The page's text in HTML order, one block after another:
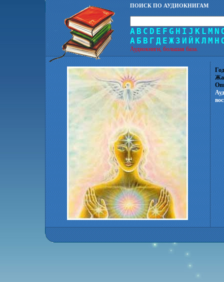
ПОИСК ПО АУДИОКНИГАМ
A B C D E F G H I J K L M N
А Б В Г Д Е Ж З И Й КЛ М Н
Аудиокниги, большая база.